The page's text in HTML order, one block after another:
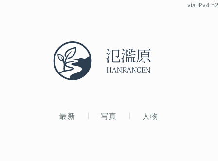
最新 写真 人物
via IPv4 h2